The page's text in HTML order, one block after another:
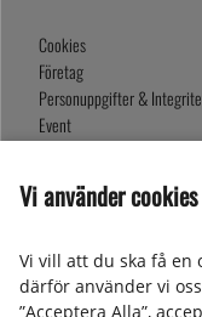
Cookies
Företag
Personuppgifter &
Event
Om oss
Presentkort
Vi använder cookies
Vi vill att du ska få en
därför använder vi
”Acceptera Alla”,